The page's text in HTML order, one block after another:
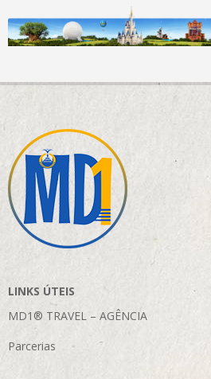
LINKS ÚTEIS
MD1® TRAVEL – AGÊNCIA
Parcerias